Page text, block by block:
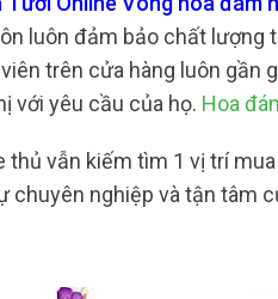
luôn đảm bảo chất lượng
trên cửa hàng luôn gần
với yêu cầu của họ. Hoa
thủ vẫn kiếm tìm 1 vị trí
chuyên nghiệp và tận tâm